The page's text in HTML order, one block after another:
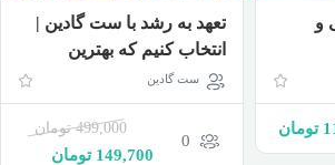
ذهنی و
تومان
تعهد به رشد با ست گادین |
انتخاب کنیم که بهترین
کارمان را انجام دهیم
ست گادین
0
499,000 تومان
149,700 تومان